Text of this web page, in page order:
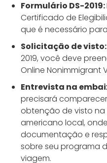
Formulário DS-2019:
Certificado de
que é necessário
Solicitação de visto:
2019, você deve
Online Nonimmigrant
Entrevista na
precisará
obtenção de visto
americano local,
documentação e
sobre seu programa
viagem.